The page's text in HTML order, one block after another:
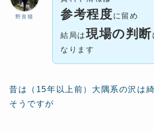
野良猫 参考程度に留め
結局は現場の判断
なります
昔は（15年以上前）大隅系の沢は
そうですが